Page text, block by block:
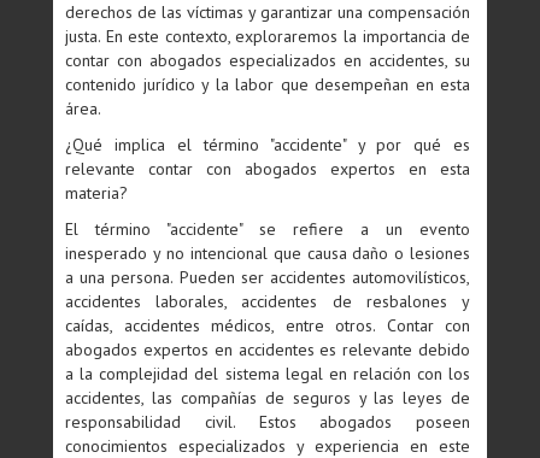
derechos de las víctimas y garantizar una compensación
justa. En este contexto, exploraremos la importancia de
contar con abogados especializados en accidentes, su
contenido jurídico y la labor que desempeñan en esta
área.
¿Qué implica el término "accidente" y por qué es
relevante contar con abogados expertos en esta
materia?
El término "accidente" se refiere a un evento
inesperado y no intencional que causa daño o lesiones
a una persona. Pueden ser accidentes automovilísticos,
accidentes laborales, accidentes de resbalones y
caídas, accidentes médicos, entre otros. Contar con
abogados expertos en accidentes es relevante debido
a la complejidad del sistema legal en relación con los
accidentes, las compañías de seguros y las leyes de
responsabilidad civil. Estos abogados poseen
conocimientos especializados y experiencia en este